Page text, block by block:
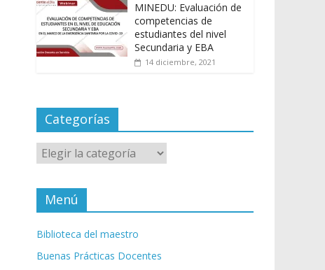
MINEDU: Evaluación de
competencias de
estudiantes del nivel
Secundaria y EBA
14 diciembre, 2021
Categorías
Categorías
Menú
Biblioteca del maestro
Buenas Prácticas Docentes